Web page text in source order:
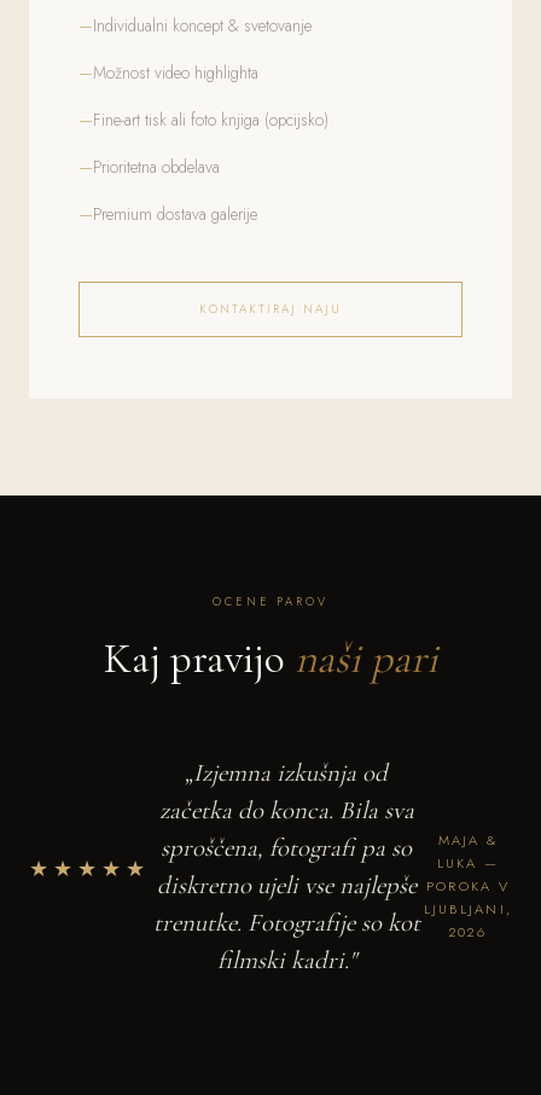
Individualni koncept & svetovanje
Možnost video highlighta
Fine-art tisk ali foto knjiga (opcijsko)
Prioritetna obdelava
Premium dostava galerije
KONTAKTIRAJ NAJU
OCENE PAROV
Kaj pravijo naši pari
★★★★★
„Izjemna izkušnja od
začetka do konca. Bila sva
sproščena, fotografi pa so
diskretno ujeli vse najlepše
trenutke. Fotografije so kot
filmski kadri."
MAJA &
LUKA —
POROKA V
LJUBLJANI,
2026